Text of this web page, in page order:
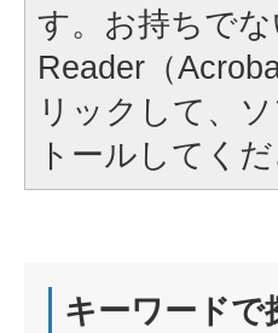
す。お持ちで
Reader（
リックして、
トールしてくだ
キーワードで